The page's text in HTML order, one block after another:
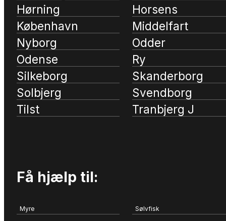
Hørning
Horsens
København
Middelfart
Nyborg
Odder
Odense
Ry
Silkeborg
Skanderborg
Solbjerg
Svendborg
Tilst
Tranbjerg J
Få hjælp til:
Myre Sølvfisk